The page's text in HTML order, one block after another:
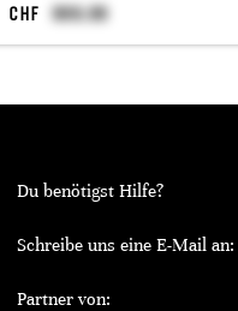
CHF
Du benötigst Hilfe?
Schreibe uns eine E-Mail an:
Partner von: